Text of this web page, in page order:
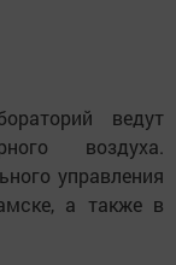
ведут
воздуха.
управления
а также в